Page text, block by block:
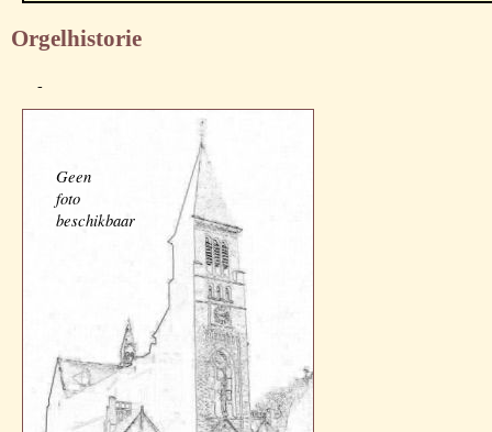
Orgelhistorie
-
Geen
foto
beschikbaar